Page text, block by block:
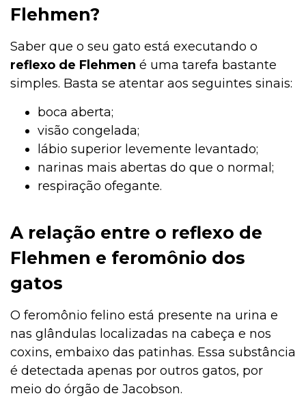
Flehmen?
Saber que o seu gato está executando o
reflexo de Flehmen é uma tarefa bastante
simples. Basta se atentar aos seguintes sinais:
boca aberta;
visão congelada;
lábio superior levemente levantado;
narinas mais abertas do que o normal;
respiração ofegante.
A relação entre o reflexo de
Flehmen e feromônio dos
gatos
O feromônio felino está presente na urina e
nas glândulas localizadas na cabeça e nos
coxins, embaixo das patinhas. Essa substância
é detectada apenas por outros gatos, por
meio do órgão de Jacobson.